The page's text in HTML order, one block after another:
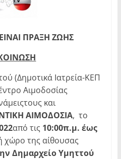
ΠΡΑΞΗ ΖΩΗΣ
(Δημοτικά Ιατρεία-ΚΕΠ
Αιμοδοσίας
και
ΑΙΜΟΔΟΣΙΑ, το
από τις 10:00π.μ. έως
χώρο της αίθουσας
Δημαρχείο Υμηττού